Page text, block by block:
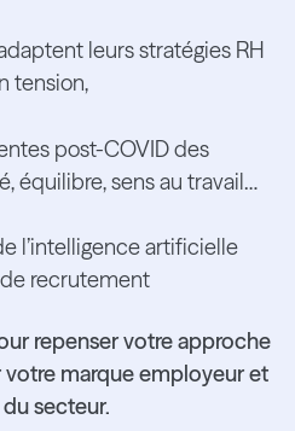
leurs stratégies RH
tension,
post-COVID des
équilibre, sens au travail…
l’intelligence artificielle
recrutement
repenser votre approche
marque employeur et
secteur.